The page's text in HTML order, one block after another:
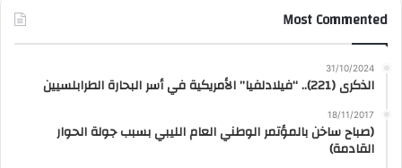
Most Commented
31/10/2024
الذكرى (221).. “فيلادلفيا” الأمريكية في أسر البحارة الطرابلسيين
18/11/2017
(صباح ساخن بالمؤتمر الوطني العام الليبي بسبب جولة الحوار
القادمة)